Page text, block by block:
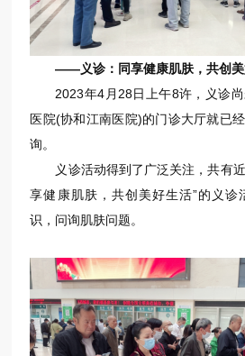
——义诊：同享健康肌肤，共创
2023年4月28日上午8许，义诊
医院(协和江南医院)的门诊大厅就已
询。
义诊活动得到了广泛关注，共有
享健康肌肤，共创美好生活”的义诊
识，问询肌肤问题。